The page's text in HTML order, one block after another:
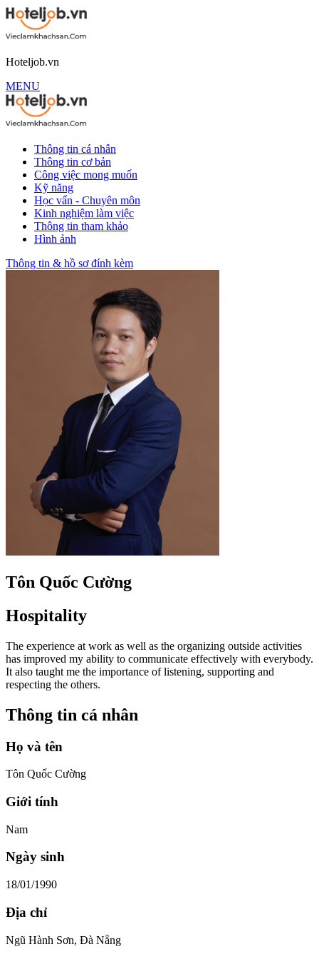
Hoteljob.vn
MENU
Thông tin cá nhân
Thông tin cơ bản
Công việc mong muốn
Kỹ năng
Học vấn - Chuyên môn
Kinh nghiệm làm việc
Thông tin tham khảo
Hình ảnh
Thông tin & hồ sơ đính kèm
Tôn Quốc Cường
Hospitality
The experience at work as well as the organizing outside activities
has improved my ability to communicate effectively with everybody.
It also taught me the importance of listening, supporting and
respecting the others.
Thông tin cá nhân
Họ và tên
Tôn Quốc Cường
Giới tính
Nam
Ngày sinh
18/01/1990
Địa chỉ
Ngũ Hành Sơn, Đà Nẵng